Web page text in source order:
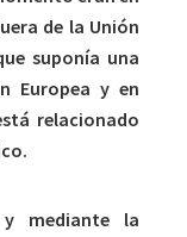
de la Unión
suponía una
Europea y en
relacionado
mediante la